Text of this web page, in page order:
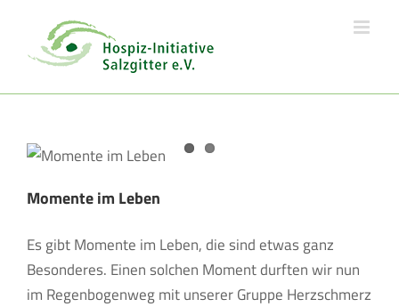
content
Momente im Leben
Es gibt Momente im Leben, die sind etwas ganz
Besonderes. Einen solchen Moment durften wir nun
im Regenbogenweg mit unserer Gruppe Herzschmerz